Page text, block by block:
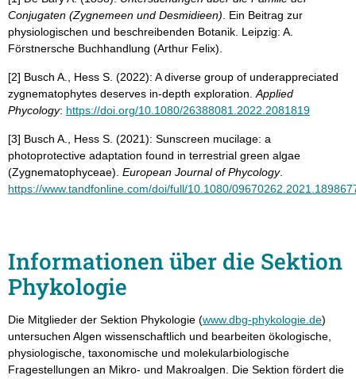
Conjugaten (Zygnemeen und Desmidieen). Ein Beitrag zur
physiologischen und beschreibenden Botanik. Leipzig: A.
Förstnersche Buchhandlung (Arthur Felix).
[2] Busch A., Hess S. (2022): A diverse group of underappreciated
zygnematophytes deserves in-depth exploration.Applied
Phycology: https://doi.org/10.1080/26388081.2022.2081819
[3] Busch A., Hess S. (2021): Sunscreen mucilage: a
photoprotective adaptation found in terrestrial green algae
(Zygnematophyceae). European Journal of Phycology.
https://www.tandfonline.com/doi/full/10.1080/
Informationen über die Sektion
Phykologie
Die Mitglieder der Sektion Phykologie (www.dbg-phykologie.de)
untersuchen Algen wissenschaftlich und bearbeiten ökologische,
physiologische, taxonomische und molekularbiologische
Fragestellungen an Mikro- und Makroalgen. Die Sektion fördert die